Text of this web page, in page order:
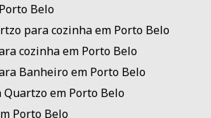
Belo
para cozinha em Porto Belo
cozinha em Porto Belo
Banheiro em Porto Belo
Quartzo em Porto Belo
Porto Belo